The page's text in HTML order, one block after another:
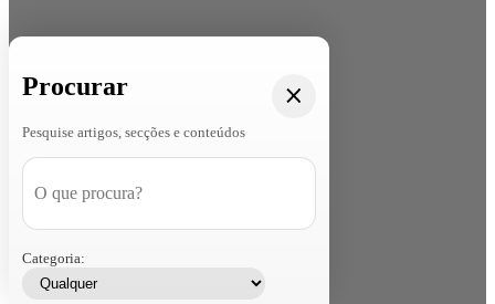
Procurar
Pesquise artigos, secções e conteúdos
Categoria: